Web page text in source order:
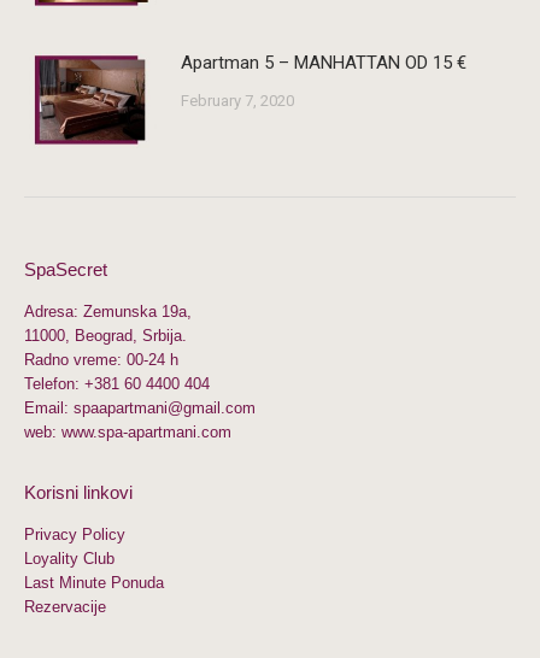
Apartman 5 – MANHATTAN OD 15 €
February 7, 2020
SpaSecret
Adresa: Zemunska 19a,
11000, Beograd, Srbija.
Radno vreme: 00-24 h
Telefon: +381 60 4400 404
Email: spaapartmani@gmail.com
web: www.spa-apartmani.com
Korisni linkovi
Privacy Policy
Loyality Club
Last Minute Ponuda
Rezervacije